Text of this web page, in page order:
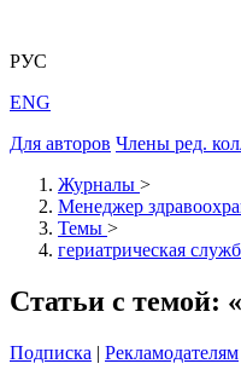
РУС
ENG
Для авторов Члены ред.
Журналы >
Менеджер
Темы >
гериатрическая
Статьи с темой:
Подписка | Рекламодателям